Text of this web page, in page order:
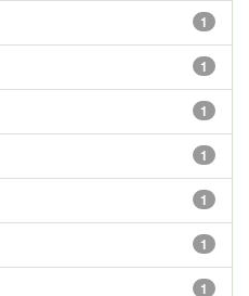
1
1
1
1
1
1
1